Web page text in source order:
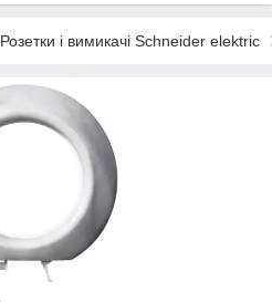
Розетки і вимикачі Schneider elektric